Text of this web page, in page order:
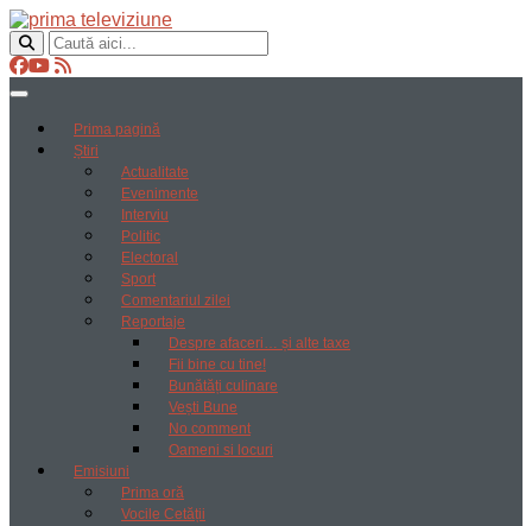
Prima pagină
Știri
Actualitate
Evenimente
Interviu
Politic
Electoral
Sport
Comentariul zilei
Reportaje
Despre afaceri… și alte taxe
Fii bine cu tine!
Bunătăți culinare
Vești Bune
No comment
Oameni si locuri
Emisiuni
Prima oră
Vocile Cetății